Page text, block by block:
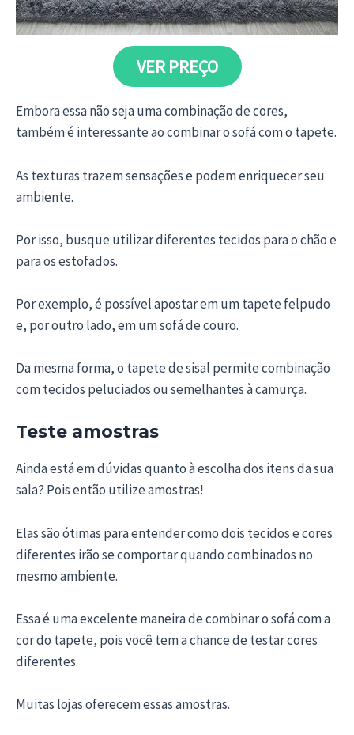
VER PREÇO
Embora essa não seja uma combinação de cores,
também é interessante ao combinar o sofá com o tapete.
As texturas trazem sensações e podem enriquecer seu
ambiente.
Por isso, busque utilizar diferentes tecidos para o chão e
para os estofados.
Por exemplo, é possível apostar em um tapete felpudo
e, por outro lado, em um sofá de couro.
Da mesma forma, o tapete de sisal permite combinação
com tecidos peluciados ou semelhantes à camurça.
Teste amostras
Ainda está em dúvidas quanto à escolha dos itens da sua
sala? Pois então utilize amostras!
Elas são ótimas para entender como dois tecidos e cores
diferentes irão se comportar quando combinados no
mesmo ambiente.
Essa é uma excelente maneira de combinar o sofá com a
cor do tapete, pois você tem a chance de testar cores
diferentes.
Muitas lojas oferecem essas amostras.